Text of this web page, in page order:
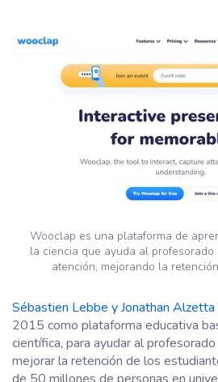
Wooclap es una plataforma de
la ciencia que ayuda al
atención, mejorando la
Sébastien Lebbe y Jonathan Alzetta
2015 como plataforma educativa
científica, para ayudar al
mejorar la retención de los